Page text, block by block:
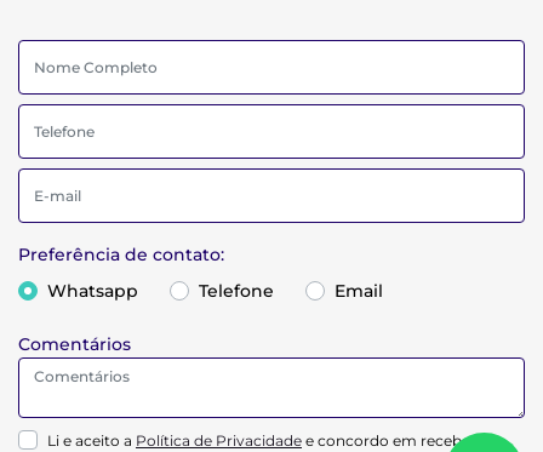
Preferência de contato:
Whatsapp
Telefone Email
Comentários
Li e aceito a Política de Privacidade e concordo em receber